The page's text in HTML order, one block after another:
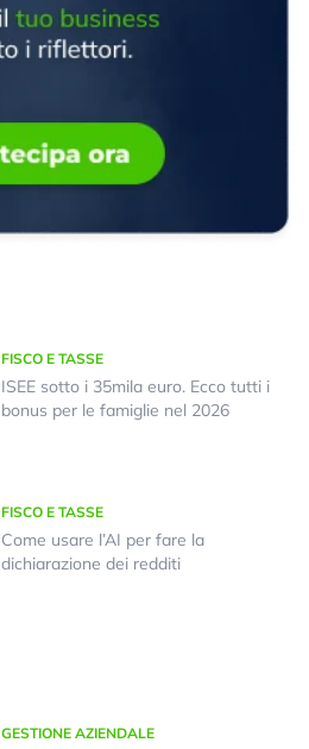
FISCO E TASSE
ISEE sotto i 35mila euro. Ecco tutti i
bonus per le famiglie nel 2026
FISCO E TASSE
Come usare l’AI per fare la
dichiarazione dei redditi
GESTIONE AZIENDALE